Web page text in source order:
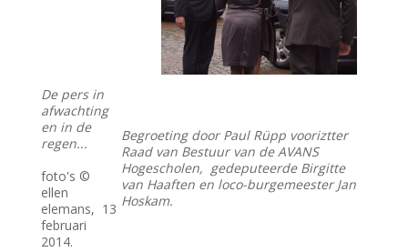
De pers in
afwachting
en in de
regen...
foto's ©
ellen
elemans, 13
februari
2014.
Begroeting door Paul Rüpp vooriztter
Raad van Bestuur van de AVANS
Hogescholen, gedeputeerde Birgitte
van Haaften en loco-burgemeester Jan
Hoskam.